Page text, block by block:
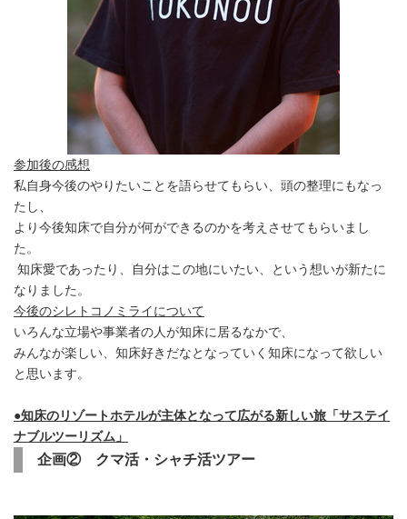
参加後の感想
私自身今後のやりたいことを語らせてもらい、頭の整理にもなっ
たし、
より今後知床で自分が何ができるのかを考えさせてもらいまし
た。
知床愛であったり、自分はこの地にいたい、という想いが新たに
なりました。
今後のシレトコノミライについて
いろんな立場や事業者の人が知床に居るなかで、
みんなが楽しい、知床好きだなとなっていく知床になって欲しい
と思います。
●知床のリゾートホテルが主体となって広がる新しい旅「サステイ
ナブルツーリズム」
企画② クマ活・シャチ活ツアー